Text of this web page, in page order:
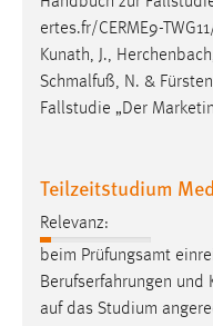
ertes.fr/CERME9-
Kunath, J.,
Schmalfuß, N. &
Fallstudie „Der
Teilzeitstudium
Relevanz:
beim Prüfungsamt
Berufserfahrungen und
auf das Studium